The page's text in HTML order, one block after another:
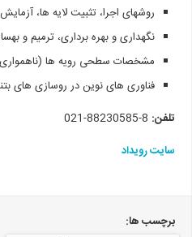
روشهای اجرا، تثبیت لایه ها، آزمایش
نگهداری و بهره برداری، ترمیم و
مشخصات سطحی رویه ها
فناوری های نوین در روسازی های بتنی
تلفن:8-88230585-021
سایت رویداد
برچسب ها: